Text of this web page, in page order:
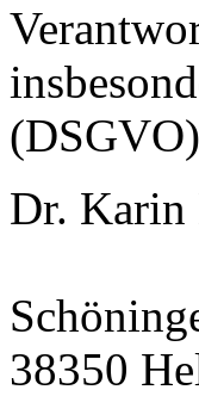
Dr. Karin
38350